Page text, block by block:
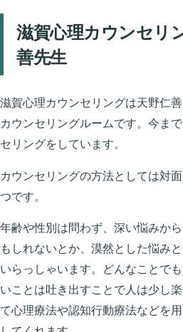
滋賀心理カウンセ
善先生
滋賀心理カウンセリングは天野仁
カウンセリングルームです。今ま
セリングをしています。
カウンセリングの方法としては対
つです。
年齢や性別は問わず、深い悩みか
もしれないとか、漠然とした悩み
いらっしゃいます。どんなことで
いことは吐き出すことで人は少し
て心理療法や認知行動療法などを